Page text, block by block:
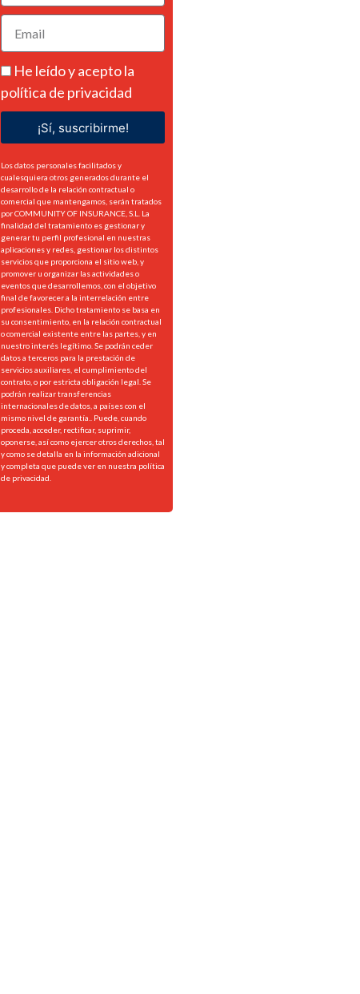
He leído y acepto la
política de privacidad
¡Sí, suscribirme!
Los datos personales facilitados y
cualesquiera otros generados durante el
desarrollo de la relación contractual o
comercial que mantengamos, serán tratados
por COMMUNITY OF INSURANCE, S.L. La
finalidad del tratamiento es gestionar y
generar tu perfil profesional en nuestras
aplicaciones y redes, gestionar los distintos
servicios que proporciona el sitio web, y
promover u organizar las actividades o
eventos que desarrollemos, con el objetivo
final de favorecer a la interrelación entre
profesionales. Dicho tratamiento se basa en
su consentimiento, en la relación contractual
o comercial existente entre las partes, y en
nuestro interés legítimo. Se podrán ceder
datos a terceros para la prestación de
servicios auxiliares, el cumplimiento del
contrato, o por estricta obligación legal. Se
podrán realizar transferencias
internacionales de datos, a países con el
mismo nivel de garantía.. Puede, cuando
proceda, acceder, rectificar, suprimir,
oponerse, así como ejercer otros derechos, tal
y como se detalla en la información adicional
y completa que puede ver en nuestra política
de privacidad.